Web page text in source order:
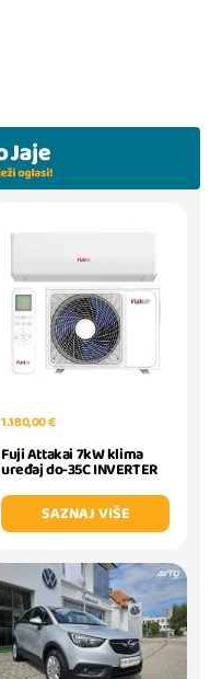
1.180,00 €
Fuji Attakai 7kW klima
uređaj do-35C INVERTER
SAZNAJ VIŠE